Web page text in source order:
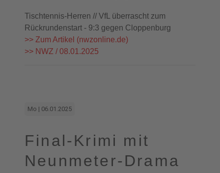
Tischtennis-Herren // VfL überrascht zum
Rückrundenstart - 9:3 gegen Cloppenburg
>> Zum Artikel (nwzonline.de)
>> NWZ / 08.01.2025
Mo | 06.01.2025
Final-Krimi mit
Neunmeter-Drama